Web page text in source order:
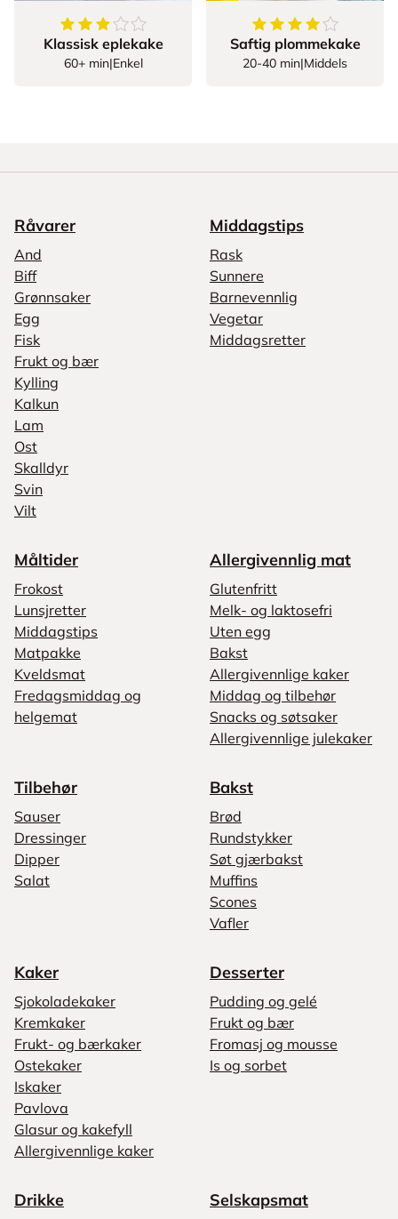
3.935483870967742
stjerner
Klassisk eplekake
60+ min|Enkel
4.7av5 stjerner
Saftig plommekake
20-40 min|Middels
Råvarer
And
Biff
Grønnsaker
Egg
Fisk
Frukt og bær
Kylling
Kalkun
Lam
Ost
Skalldyr
Svin
Vilt
Middagstips
Rask
Sunnere
Barnevennlig
Vegetar
Middagsretter
Måltider
Frokost
Lunsjretter
Middagstips
Matpakke
Kveldsmat
Fredagsmiddag og
helgemat
Allergivennlig mat
Glutenfritt
Melk- og laktosefri
Uten egg
Bakst
Allergivennlige kaker
Middag og tilbehør
Snacks og søtsaker
Allergivennlige julekaker
Tilbehør
Sauser
Dressinger
Dipper
Salat
Bakst
Brød
Rundstykker
Søt gjærbakst
Muffins
Scones
Vafler
Kaker
Sjokoladekaker
Kremkaker
Frukt- og bærkaker
Ostekaker
Iskaker
Pavlova
Glasur og kakefyll
Allergivennlige kaker
Desserter
Pudding og gelé
Frukt og bær
Fromasj og mousse
Is og sorbet
Drikke Selskapsmat